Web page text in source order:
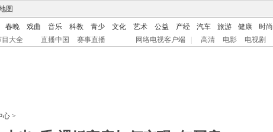
图
春晚 戏曲 音乐 科教 青少 文化 艺术 公益 产经 汽车 旅游 健康 时尚
目大全 直播中国 赛事直播 网络电视客户端 高清 电影 电视剧
心 >